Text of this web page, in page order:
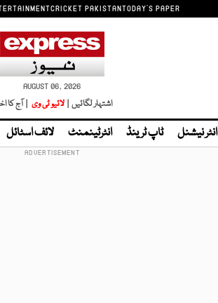
CRICKET PAKISTANTODAY'S PAPER
AUGUST 06, 2026
اشتہار لگائیں | لائیو ٹی وی | آج کا
انٹر نیشنل ٹاپ ٹرینڈ انٹرٹینمنٹ لائف اسٹائل